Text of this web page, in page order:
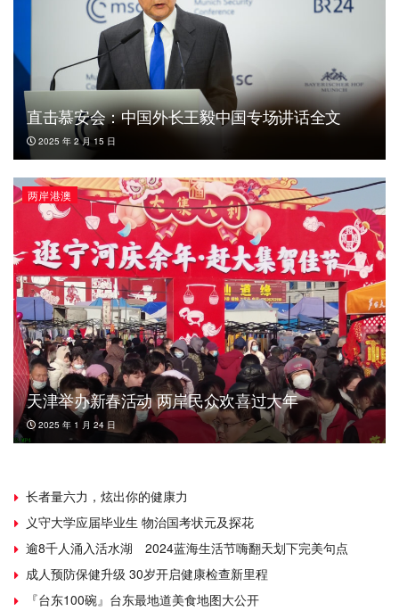
直击慕安会：中国外长王毅中国专场讲话全文
2025 年 2 月 15 日
两岸港澳
天津举办新春活动 两岸民众欢喜过大年
2025 年 1 月 24 日
长者量六力，炫出你的健康力
义守大学应届毕业生 物治国考状元及探花
逾8千人涌入活水湖 2024蓝海生活节嗨翻天划下完美句点
成人预防保健升级 30岁开启健康检查新里程
『台东100碗』台东最地道美食地图大公开